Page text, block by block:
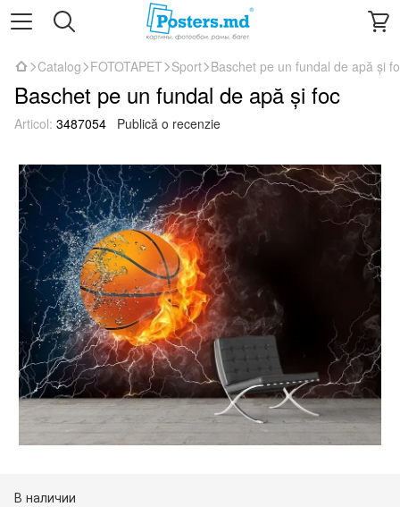
Catalog FOTOTAPET Sport Baschet pe un fundal de apă și
Baschet pe un fundal de apă și foc
Articol: 3487054 Publică o recenzie
В наличии